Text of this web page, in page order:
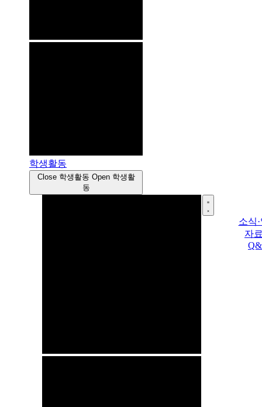
학생활동
Close 학생활동 Open 학생활
동
소식
자